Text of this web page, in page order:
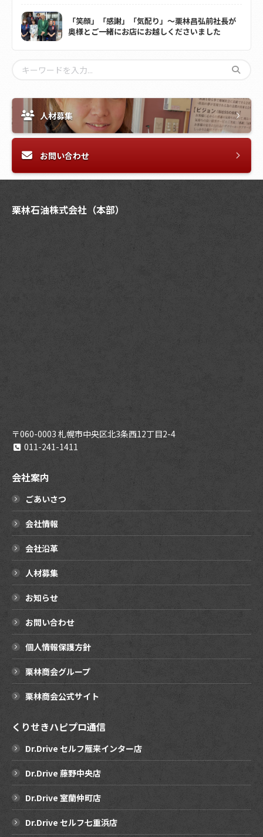
「笑顔」「感謝」「気配り」～栗林昌弘前社長が
奥様とご一緒にお店にお越しくださいました
人材募集
お問い合わせ
栗林石油株式会社（本部）
〒060-0003 札幌市中央区北3条西12丁目2-4
011-241-1411
会社案内
ごあいさつ
会社情報
会社沿革
人材募集
お知らせ
お問い合わせ
個人情報保護方針
栗林商会グループ
栗林商会公式サイト
くりせきハピプロ通信
Dr.Drive セルフ雁来インター店
Dr.Drive 藤野中央店
Dr.Drive 室蘭仲町店
Dr.Drive セルフ七重浜店